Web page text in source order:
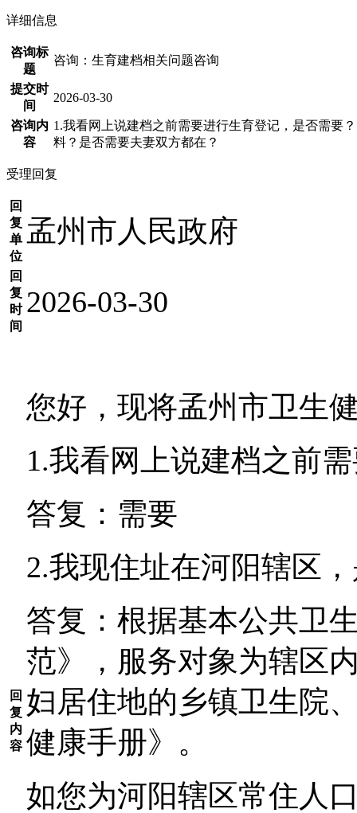
详细信息
咨询标
题
咨询：生育建档相关问题咨询
提交时
间
2026-03-30
咨询内
容
1.我看网上说建档之前需要进行生育登记，是否需要
料？是否需要夫妻双方都在？
受理回复
回
复
单
位
孟州市人民政府
回
复
时
间
2026-03-30
回
复
内
容
您好，现将孟州市卫生
1.我看网上说建档之前
答复：需要
2.我现住址在河阳辖区
答复：根据基本公共卫
范》，服务对象为辖区
妇居住地的乡镇卫生院
健康手册》。
如您为河阳辖区常住人